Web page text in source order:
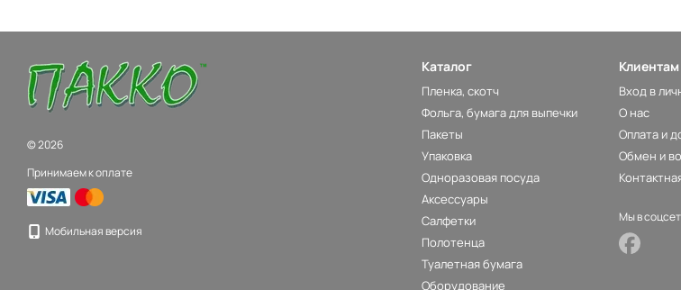
© 2026
Принимаем к оплате
Мобильная версия
Каталог
Пленка, скотч
Фольга, бумага для выпечки
Пакеты
Упаковка
Одноразовая посуда
Аксессуары
Салфетки
Полотенца
Туалетная бумага
Оборудование
Клиентам
Вход в
О нас
Оплата и
Обмен и
Мы в